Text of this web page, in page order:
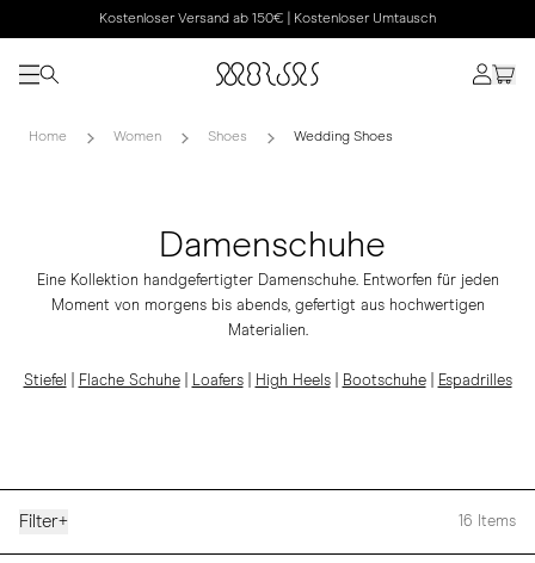
Kostenloser Versand ab 150€ | Kostenloser Umtausch
Home Women Shoes Wedding Shoes
Damenschuhe
Eine Kollektion handgefertigter Damenschuhe. Entworfen für jeden
Moment von morgens bis abends, gefertigt aus hochwertigen
Materialien.
Stiefel Flache Schuhe| Loafers| High Heels| Bootschuhe| Espadrilles
Filter+ 16 Items